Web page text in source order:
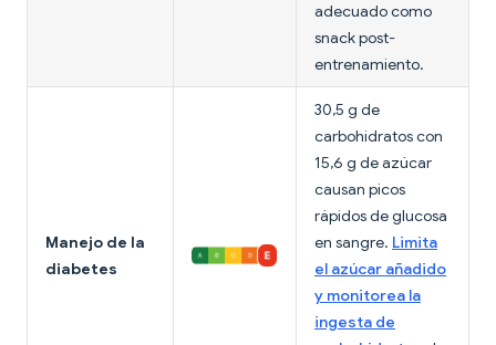
adecuado como
snack post-
entrenamiento.
Manejo de la
diabetes
30,5 g de
carbohidratos con
15,6 g de azúcar
causan picos
rápidos de glucosa
en sangre. Limita
el azúcar añadido
y monitorea la
ingesta de